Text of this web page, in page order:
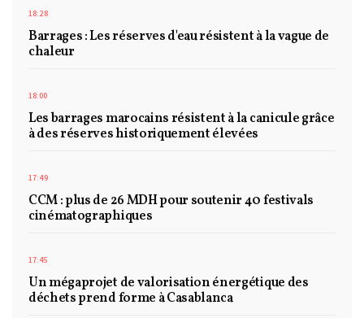
18:28
Barrages : Les réserves d'eau résistent à la vague de
chaleur
18:00
Les barrages marocains résistent à la canicule grâce
à des réserves historiquement élevées
17:49
CCM : plus de 26 MDH pour soutenir 40 festivals
cinématographiques
17:45
Un mégaprojet de valorisation énergétique des
déchets prend forme à Casablanca